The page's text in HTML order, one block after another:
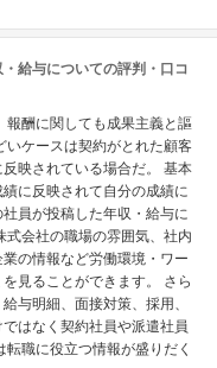
給与についての評判・口コ
報酬に関しても成果主義と謳
いケースは契約がとれた顧客
映されている場合だ。 基本
に反映されて自分の成績に
員が投稿した年収・給与に
会社の職場の雰囲気、社内
の情報など労働環境・ワー
見ることができます。 さら
与明細、面接対策、採用、
はなく契約社員や派遣社員
職に役立つ情報が盛りだく